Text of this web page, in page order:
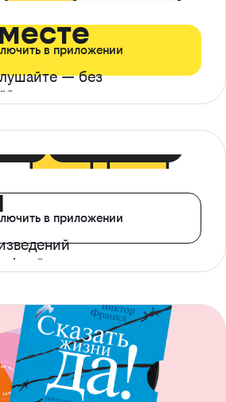
— без
в приложении
в приложении